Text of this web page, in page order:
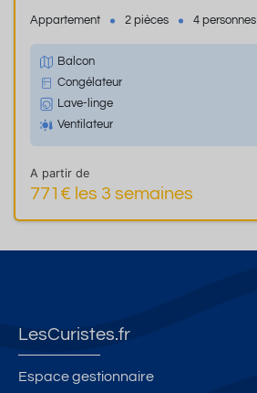
Appartement 2 pièces 4 personnes
Balcon
Congélateur
Lave-linge
Ventilateur
A partir de
771€ les 3 semaines
LesCuristes.fr
Espace gestionnaire